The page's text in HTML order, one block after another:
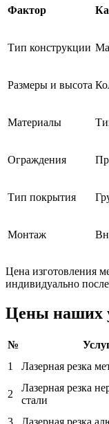
Фактор
Тип конструкции
Размеры и высота
Материалы
Ограждения
Тип покрытия
Монтаж
Цена изготовления
индивидуально
Цены наших
№
1
Лазерная резка
2
Лазерная резка
стали
3 Лазерная резка